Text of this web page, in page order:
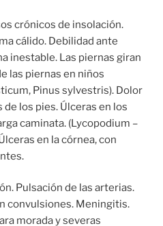
crónicos de insolación.
cálido. Debilidad ante
inestable. Las piernas giran
las piernas en niños
Pinus sylvestris). Dolor
los pies. Úlceras en los
caminata. (Lycopodium –
en la córnea, con
Pulsación de las arterias.
convulsiones. Meningitis.
morada y severas